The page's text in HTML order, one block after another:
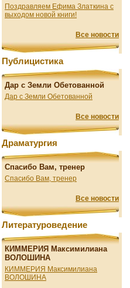
Поздравляем Ефима Златкина с
выходом новой книги!
Все новости
Публицистика
Дар с Земли Обетованной
Дар с Земли Обетованной
Все новости
Драматургия
Спасибо Вам, тренер
Спасибо Вам, тренер
Все новости
Литературоведение
КИММЕРИЯ Максимилиана
ВОЛОШИНА
КИММЕРИЯ Максимилиана
ВОЛОШИНА